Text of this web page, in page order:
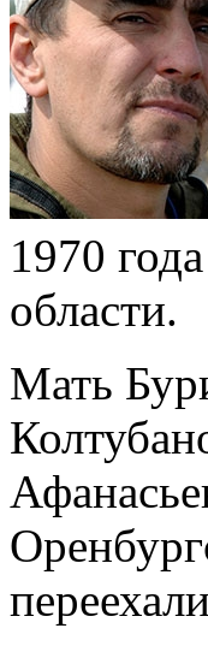
1970
области.
Мать